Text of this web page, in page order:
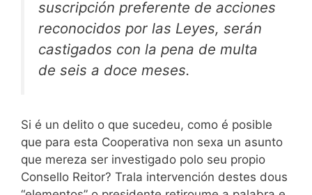
suscripción preferente de acciones
reconocidos por las Leyes, serán
castigados con la pena de multa
de seis a doce meses.
Si é un delito o que sucedeu, como é posible
que para esta Cooperativa non sexa un asunto
que mereza ser investigado polo seu propio
Consello Reitor? Trala intervención destes dous